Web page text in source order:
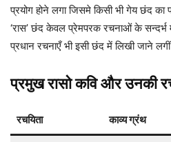
प्रयोग होने लगा जिसमे किसी भी गेय छंद का
‘रास’ छंद केवल प्रेमपरक रचनाओं के सन्दर्भ
प्रधान रचनाएँ भी इसी छंद में लिखी जाने
प्रमुख रासो कवि और उनकी
रचयिता काव्य ग्रंथ